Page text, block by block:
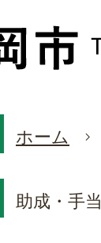
ホーム
助成・手当